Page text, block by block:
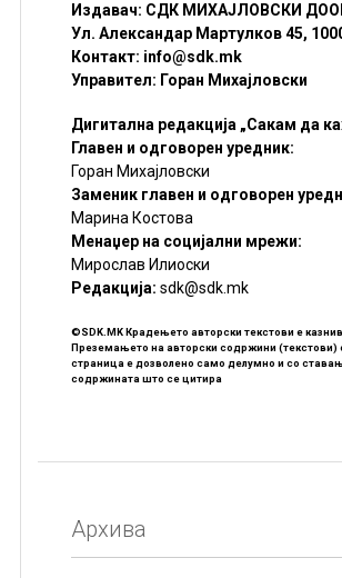
Издавач: СДК МИХАЈЛОВСКИ
Ул. Александар Мартулков 45,
Контакт: info@sdk.mk
Управител: Горан Михајловски
Дигитална редакција „Сакам да
Главен и одговорен уредник:
Горан Михајловски
Заменик главен и одговорен
Марина Костова
Менаџер на социјални мрежи:
Мирослав Илиоски
Редакцијa: sdk@sdk.mk
©SDK.MK Крадењето авторски текстови е
Преземањето на авторски содржини (текстови)
страница е дозволено само делумно и со
содржината што се цитира
Архива